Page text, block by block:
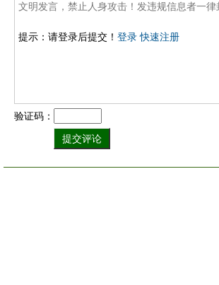
提示：请登录后提交！ 登录 快速注册
验证码：